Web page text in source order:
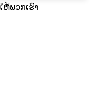
ຫ້ພວກເຮົາ